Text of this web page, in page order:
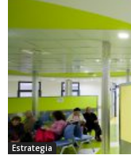
Estrategia